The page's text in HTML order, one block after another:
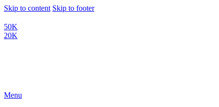
Skip to content Skip to footer
50K
20K
Menu